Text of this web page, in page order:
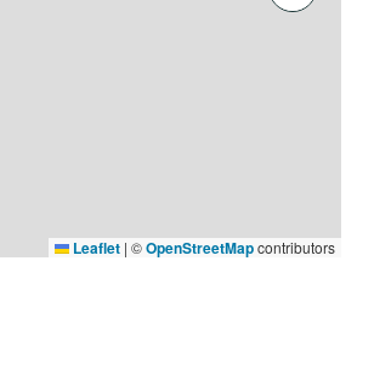
Leaflet | ©OpenStreetMapcontributors